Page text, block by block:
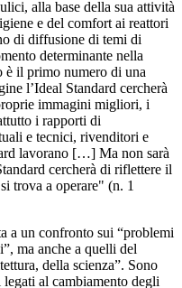
alla base della sua attività
e del comfort ai reattori
di diffusione di temi di
determinante nella
è il primo numero di una
l’Ideal Standard cercherà
immagini migliori, i
i rapporti di
e tecnici, rivenditori e
lavorano […] Ma non sarà
cercherà di riflettere il
trova a operare" (n. 1
a un confronto sui “problemi
ma anche a quelli del
della scienza”. Sono
al cambiamento degli